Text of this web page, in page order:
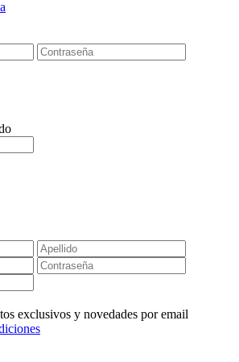
exclusivos y novedades por email